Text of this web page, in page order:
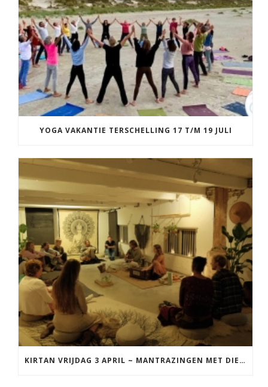
YOGA VAKANTIE TERSCHELLING 17 T/M 19 JULI
KIRTAN VRIJDAG 3 APRIL ~ MANTRAZINGEN MET DIEDERICK IN LEEUWARDEN